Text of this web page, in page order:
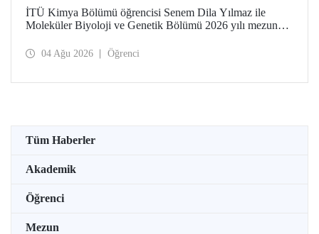
İTÜ Kimya Bölümü öğrencisi Senem Dila Yılmaz ile
Moleküler Biyoloji ve Genetik Bölümü 2026 yılı mezunu
Etkinliklere Katılım Desteği kapsamında 75’inci Lindau
04 Ağu 2026 Öğrenci
Tüm Haberler
Akademik
Öğrenci
Mezun